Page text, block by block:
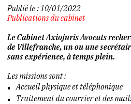
Publié le : 10/01/2022
Publications du cabinet
Le Cabinet Axiojuris Avocats
de Villefranche, un ou une
sans expérience, à temps plein.
Les missions sont :
Accueil physique et téléphonique
Traitement du courrier et des